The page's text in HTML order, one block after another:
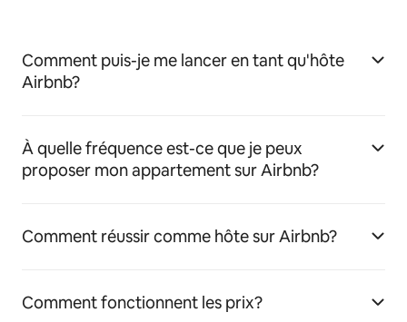
Comment puis-je me lancer en tant qu'hôte
Airbnb?
À quelle fréquence est-ce que je peux
proposer mon appartement sur Airbnb?
Comment réussir comme hôte sur Airbnb?
Comment fonctionnent les prix?